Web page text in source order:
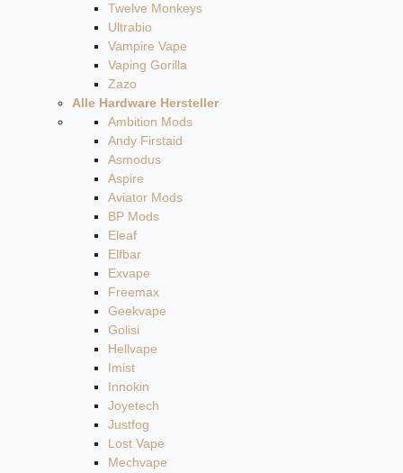
Twelve Monkeys
Ultrabio
Vampire Vape
Vaping Gorilla
Zazo
Alle Hardware Hersteller
Ambition Mods
Andy Firstaid
Asmodus
Aspire
Aviator Mods
BP Mods
Eleaf
Elfbar
Exvape
Freemax
Geekvape
Golisi
Hellvape
Imist
Innokin
Joyetech
Justfog
Lost Vape
Mechvape